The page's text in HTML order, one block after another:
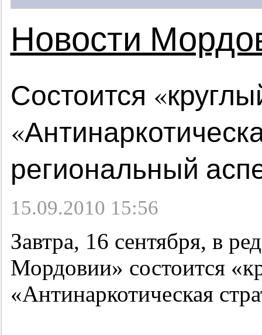
Новости
Состоится
региональный
15.09.2010 15:56
Завтра, 16 сентября, в
Мордовии» состоится
«Антинаркотическая